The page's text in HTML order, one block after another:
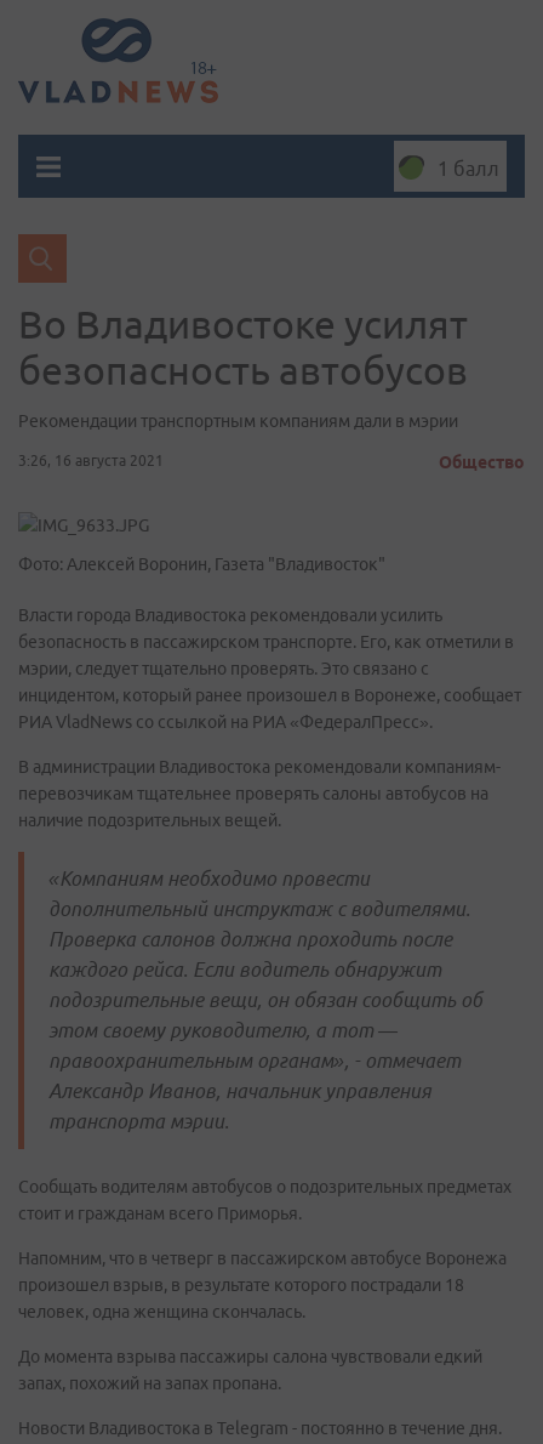
1 балл
Во Владивостоке усилят
безопасность автобусов
Рекомендации транспортным компаниям дали в мэрии
3:26, 16 августа 2021 Общество
Фото: Алексей Воронин, Газета "Владивосток"
Власти города Владивостока рекомендовали усилить
безопасность в пассажирском транспорте. Его, как отметили в
мэрии, следует тщательно проверять. Это связано с
инцидентом, который ранее произошел в Воронеже, сообщает
РИА VladNews со ссылкой на РИА «ФедералПресс».
В администрации Владивостока рекомендовали компаниям-
перевозчикам тщательнее проверять салоны автобусов на
наличие подозрительных вещей.
«Компаниям необходимо провести
дополнительный инструктаж с водителями.
Проверка салонов должна проходить после
каждого рейса. Если водитель обнаружит
подозрительные вещи, он обязан сообщить об
этом своему руководителю, а тот —
правоохранительным органам», - отмечает
Александр Иванов, начальник управления
транспорта мэрии.
Сообщать водителям автобусов о подозрительных предметах
стоит и гражданам всего Приморья.
Напомним, что в четверг в пассажирском автобусе Воронежа
произошел взрыв, в результате которого пострадали 18
человек, одна женщина скончалась.
До момента взрыва пассажиры салона чувствовали едкий
запах, похожий на запах пропана.
Новости Владивостока в Telegram - постоянно в течение дня.